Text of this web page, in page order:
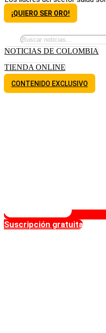
¡QUIERO SER ORO!
NOTICIAS DE COLOMBIA
TIENDA ONLINE
CONTENIDO EXCLUSIVO
Suscripción gratuita